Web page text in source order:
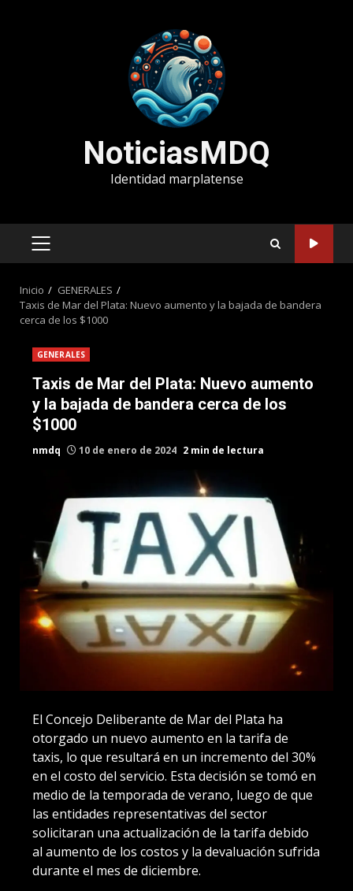
NoticiasMDQ
Identidad marplatense
MENÚ
Inicio
GENERALES
Taxis de Mar del Plata: Nuevo aumento y la bajada de bandera
cerca de los $1000
GENERALES
Taxis de Mar del Plata: Nuevo aumento
y la bajada de bandera cerca de los
$1000
nmdq 10 de enero de 2024 2 min de lectura
El Concejo Deliberante de Mar del Plata ha
otorgado un nuevo aumento en la tarifa de
taxis, lo que resultará en un incremento del 30%
en el costo del servicio. Esta decisión se tomó en
medio de la temporada de verano, luego de que
las entidades representativas del sector
solicitaran una actualización de la tarifa debido
al aumento de los costos y la devaluación sufrida
durante el mes de diciembre.